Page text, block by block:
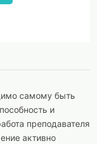
самому быть
и
преподавателя
активно